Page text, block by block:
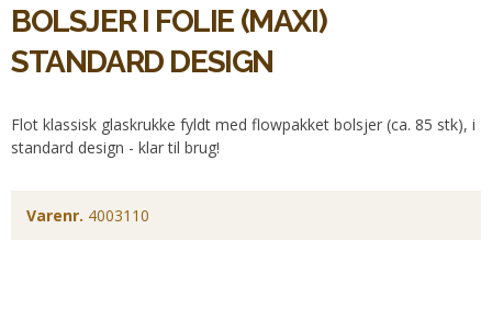
BOLSJER I FOLIE (MAXI)
STANDARD DESIGN
Flot klassisk glaskrukke fyldt med flowpakket bolsjer (ca. 85 stk), i
standard design - klar til brug!
Varenr. 4003110